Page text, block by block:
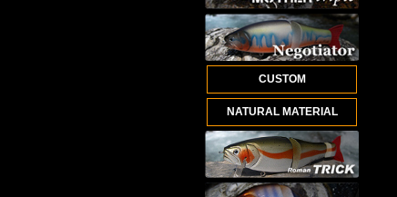
CUSTOM
NATURAL MATERIAL